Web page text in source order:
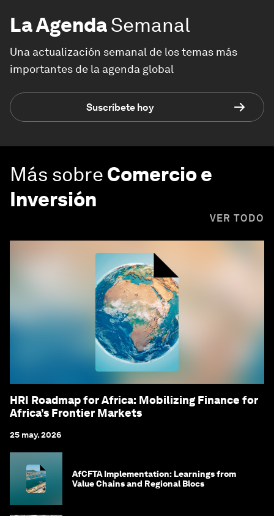
La AgendaSemanal
Una actualización semanal de los temas más
importantes de la agenda global
Suscríbete hoy
Más sobre Comercio e
Inversión
VER TODO
HRI Roadmap for Africa: Mobilizing Finance for
Africa’s Frontier Markets
25 may. 2026
AfCFTA Implementation: Learnings from
Value Chains and Regional Blocs